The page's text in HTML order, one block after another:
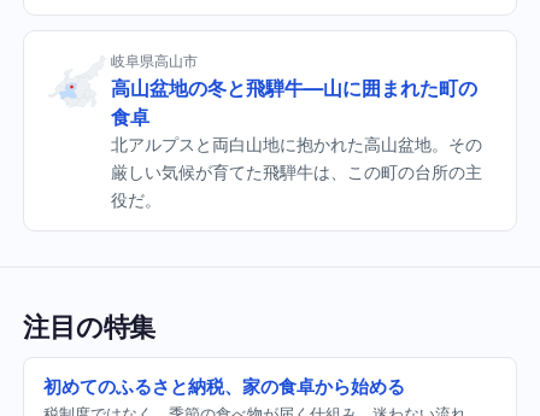
岐阜県高山市
高山盆地の冬と飛騨牛—山に囲まれた町の
食卓
北アルプスと両白山地に抱かれた高山盆地。その
厳しい気候が育てた飛騨牛は、この町の台所の主
役だ。
注目の特集
初めてのふるさと納税、家の食卓から始める